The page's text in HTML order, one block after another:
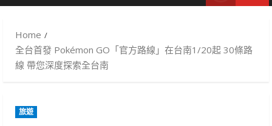
Home
全台首發 Pokémon GO「官方路線」在台南1/20起 30條路
線 帶您深度探索全台南
旅遊